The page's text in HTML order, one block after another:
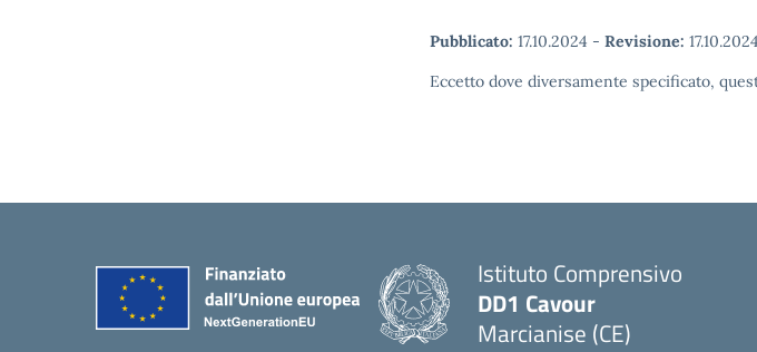
Pubblicato: 17.10.2024 - Revisione: 17.10.2024
Eccetto dove diversamente specificato,
Istituto Comprensivo
DD1 Cavour
Marcianise (CE)